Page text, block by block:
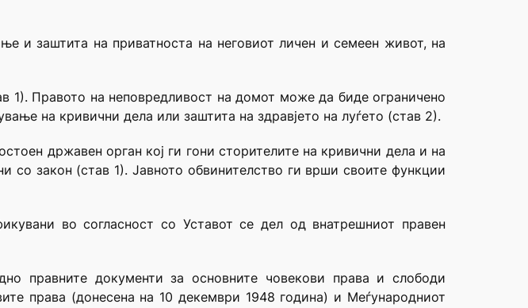
и заштита на приватноста на неговиот личен и семеен живот, на
1). Правото на неповредливост на домот може да биде ограничено
на кривични дела или заштита на здравјето на луѓето (став 2).
државен орган кој ги гони сторителите на кривични дела и на
закон (став 1). Јавното обвинителство ги врши своите функции
во согласност со Уставот се дел од внатрешниот правен
правните документи за основните човекови права и слободи
права (донесена на 10 декември 1948 година) и Меѓународниот